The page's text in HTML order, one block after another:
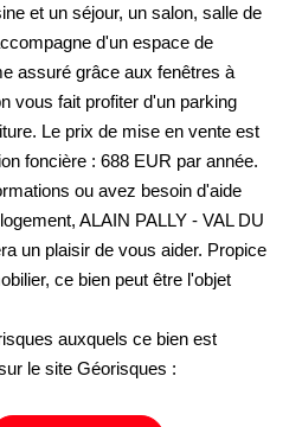
et un séjour, un salon, salle de
d'un espace de
assuré grâce aux fenêtres à
vous fait profiter d'un parking
Le prix de mise en vente est
foncière : 688 EUR par année.
ou avez besoin d'aide
ALAIN PALLY - VAL DU
un plaisir de vous aider. Propice
ce bien peut être l'objet
auxquels ce bien est
le site Géorisques :